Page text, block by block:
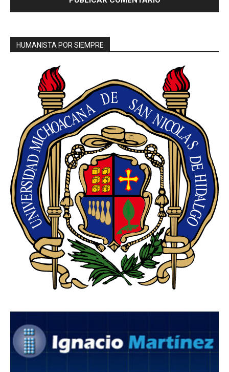
HUMANISTA POR SIEMPRE